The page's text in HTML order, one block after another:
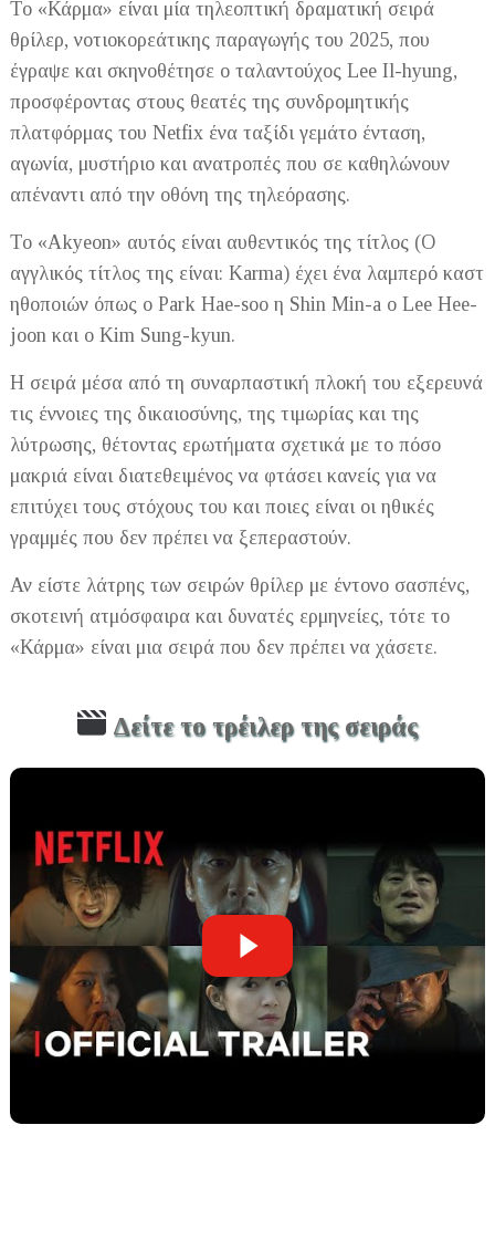
Το «Κάρμα» είναι μία τηλεοπτική δραματική σειρά
θρίλερ, νοτιοκορεάτικης παραγωγής του 2025, που
έγραψε και σκηνοθέτησε ο ταλαντούχος Lee Il-hyung,
προσφέροντας στους θεατές της συνδρομητικής
πλατφόρμας του Netfix ένα ταξίδι γεμάτο ένταση,
αγωνία, μυστήριο και ανατροπές που σε καθηλώνουν
απέναντι από την οθόνη της τηλεόρασης.
Το «Akyeon» αυτός είναι αυθεντικός της τίτλος (Ο
αγγλικός τίτλος της είναι: Karma) έχει ένα λαμπερό καστ
ηθοποιών όπως ο Park Hae-soo η Shin Min-a ο Lee Hee-
joon και ο Kim Sung-kyun.
Η σειρά μέσα από τη συναρπαστική πλοκή του εξερευνά
τις έννοιες της δικαιοσύνης, της τιμωρίας και της
λύτρωσης, θέτοντας ερωτήματα σχετικά με το πόσο
μακριά είναι διατεθειμένος να φτάσει κανείς για να
επιτύχει τους στόχους του και ποιες είναι οι ηθικές
γραμμές που δεν πρέπει να ξεπεραστούν.
Αν είστε λάτρης των σειρών θρίλερ με έντονο σασπένς,
σκοτεινή ατμόσφαιρα και δυνατές ερμηνείες, τότε το
«Κάρμα» είναι μια σειρά που δεν πρέπει να χάσετε.
Δείτε το τρέιλερ της σειράς